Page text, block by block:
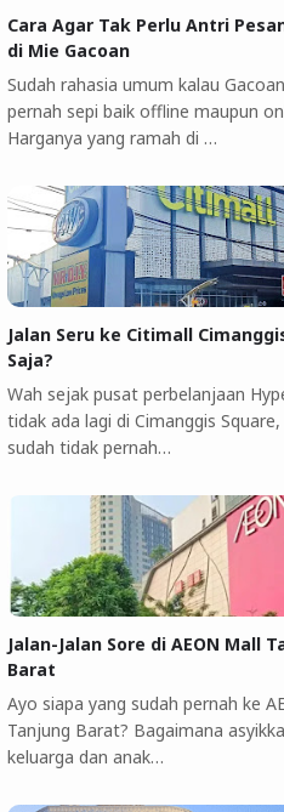
Cara Agar Tak Perlu Antri
di Mie Gacoan
Sudah rahasia umum kalau
pernah sepi baik offline maupun
Harganya yang ramah di …
Jalan Seru ke Citimall
Saja?
Wah sejak pusat perbelanjaan
tidak ada lagi di Cimanggis
sudah tidak pernah…
Jalan-Jalan Sore di AEON Mall
Barat
Ayo siapa yang sudah pernah ke
Tanjung Barat? Bagaimana
keluarga dan anak…